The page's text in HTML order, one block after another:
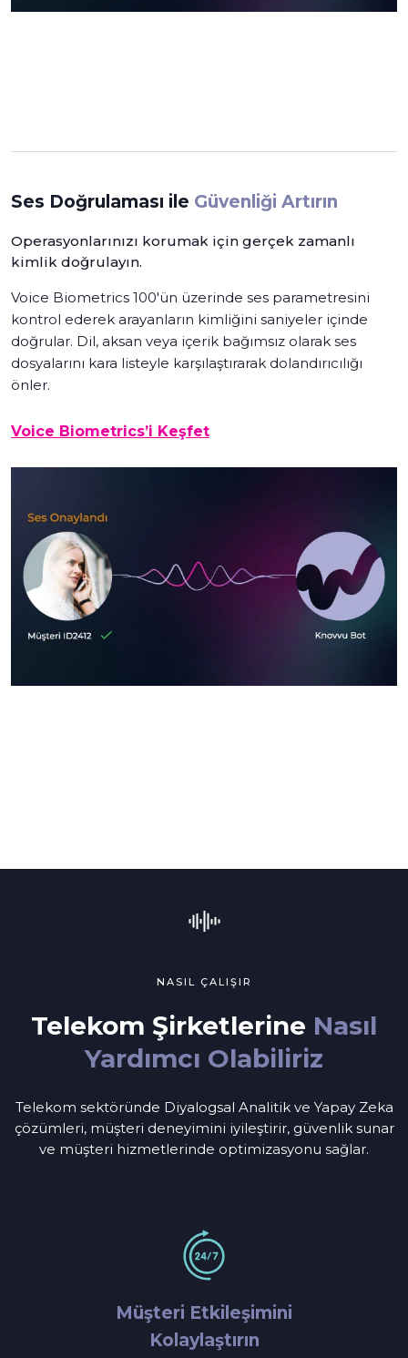
Ses Doğrulaması ile Güvenliği Artırın
Operasyonlarınızı korumak için gerçek zamanlı
kimlik doğrulayın.
Voice Biometrics 100'ün üzerinde ses parametresini
kontrol ederek arayanların kimliğini saniyeler içinde
doğrular. Dil, aksan veya içerik bağımsız olarak ses
dosyalarını kara listeyle karşılaştırarak dolandırıcılığı
önler.
Voice Biometrics’i Keşfet
NASIL ÇALIŞIR
Telekom Şirketlerine Nasıl
Yardımcı Olabiliriz
Telekom sektöründe Diyalogsal Analitik ve Yapay Zeka
çözümleri, müşteri deneyimini iyileştirir, güvenlik sunar
ve müşteri hizmetlerinde optimizasyonu sağlar.
Müşteri Etkileşimini
Kolaylaştırın